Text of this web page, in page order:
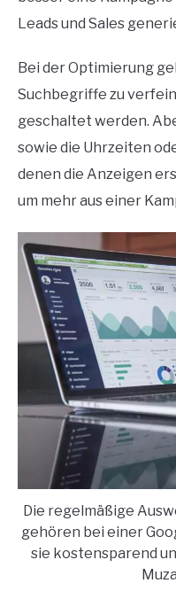
Leads und Sales
Bei der Optimierung
Suchbegriffe zu
geschaltet werden.
sowie die Uhrzeiten
denen die Anzeigen
um mehr aus einer
Die regelmäßige
gehören bei einer
sie kostensparend